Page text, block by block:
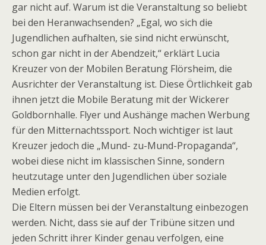
gar nicht auf. Warum ist die Veranstaltung so beliebt
bei den Heranwachsenden? „Egal, wo sich die
Jugendlichen aufhalten, sie sind nicht erwünscht,
schon gar nicht in der Abendzeit,“ erklärt Lucia
Kreuzer von der Mobilen Beratung Flörsheim, die
Ausrichter der Veranstaltung ist. Diese Örtlichkeit gab
ihnen jetzt die Mobile Beratung mit der Wickerer
Goldbornhalle. Flyer und Aushänge machen Werbung
für den Mitternachtssport. Noch wichtiger ist laut
Kreuzer jedoch die „Mund- zu-Mund-Propaganda“,
wobei diese nicht im klassischen Sinne, sondern
heutzutage unter den Jugendlichen über soziale
Medien erfolgt.
Die Eltern müssen bei der Veranstaltung einbezogen
werden. Nicht, dass sie auf der Tribüne sitzen und
jeden Schritt ihrer Kinder genau verfolgen, eine